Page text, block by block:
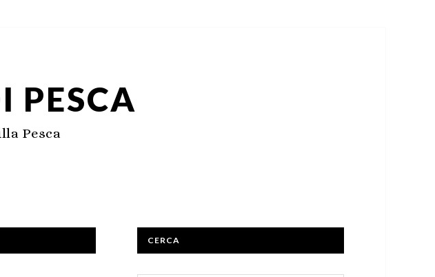
PESCA
Pesca
CERCA